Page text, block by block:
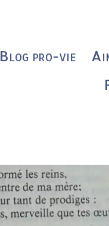
Blog pro-vie